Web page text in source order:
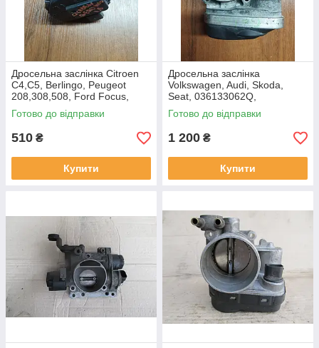
Дросельна заслінка Citroen
C4,C5, Berlingo, Peugeot
208,308,508, Ford Focus,
Mondeo
IV,Fiesta,9673534480,282750
Готово до відправки
510 ₴
Купити
Дросельна заслінка
Volkswagen, Audi, Skoda,
Seat, 036133062Q,
408238323010
Готово до відправки
1 200 ₴
Купити